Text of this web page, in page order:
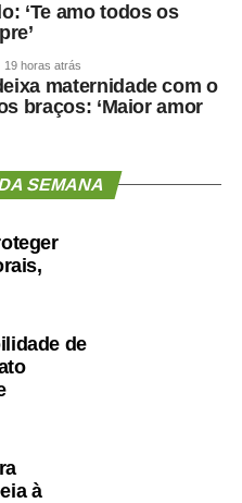
‘Te amo todos os
19 horas atrás
maternidade com o
braços: ‘Maior amor
SEMANA
de
à